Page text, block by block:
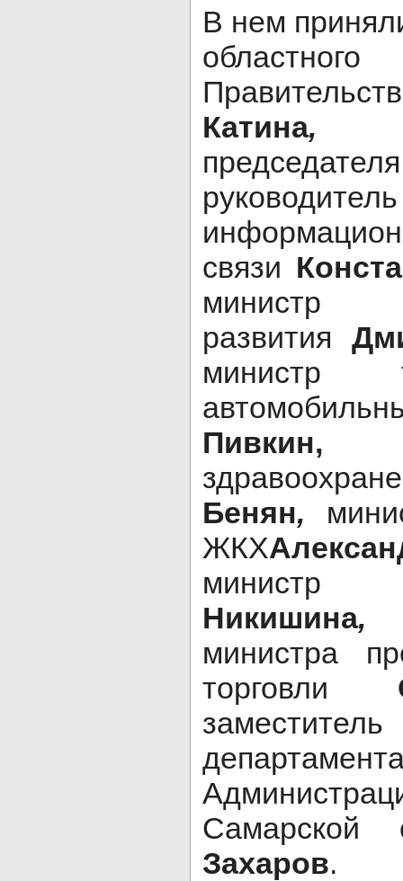
В нем
областного
Катина,
связи
министр
развития
министр
Пивкин,
Бенян,
ЖКХ
Никишина
министра
торговли
Захаров.